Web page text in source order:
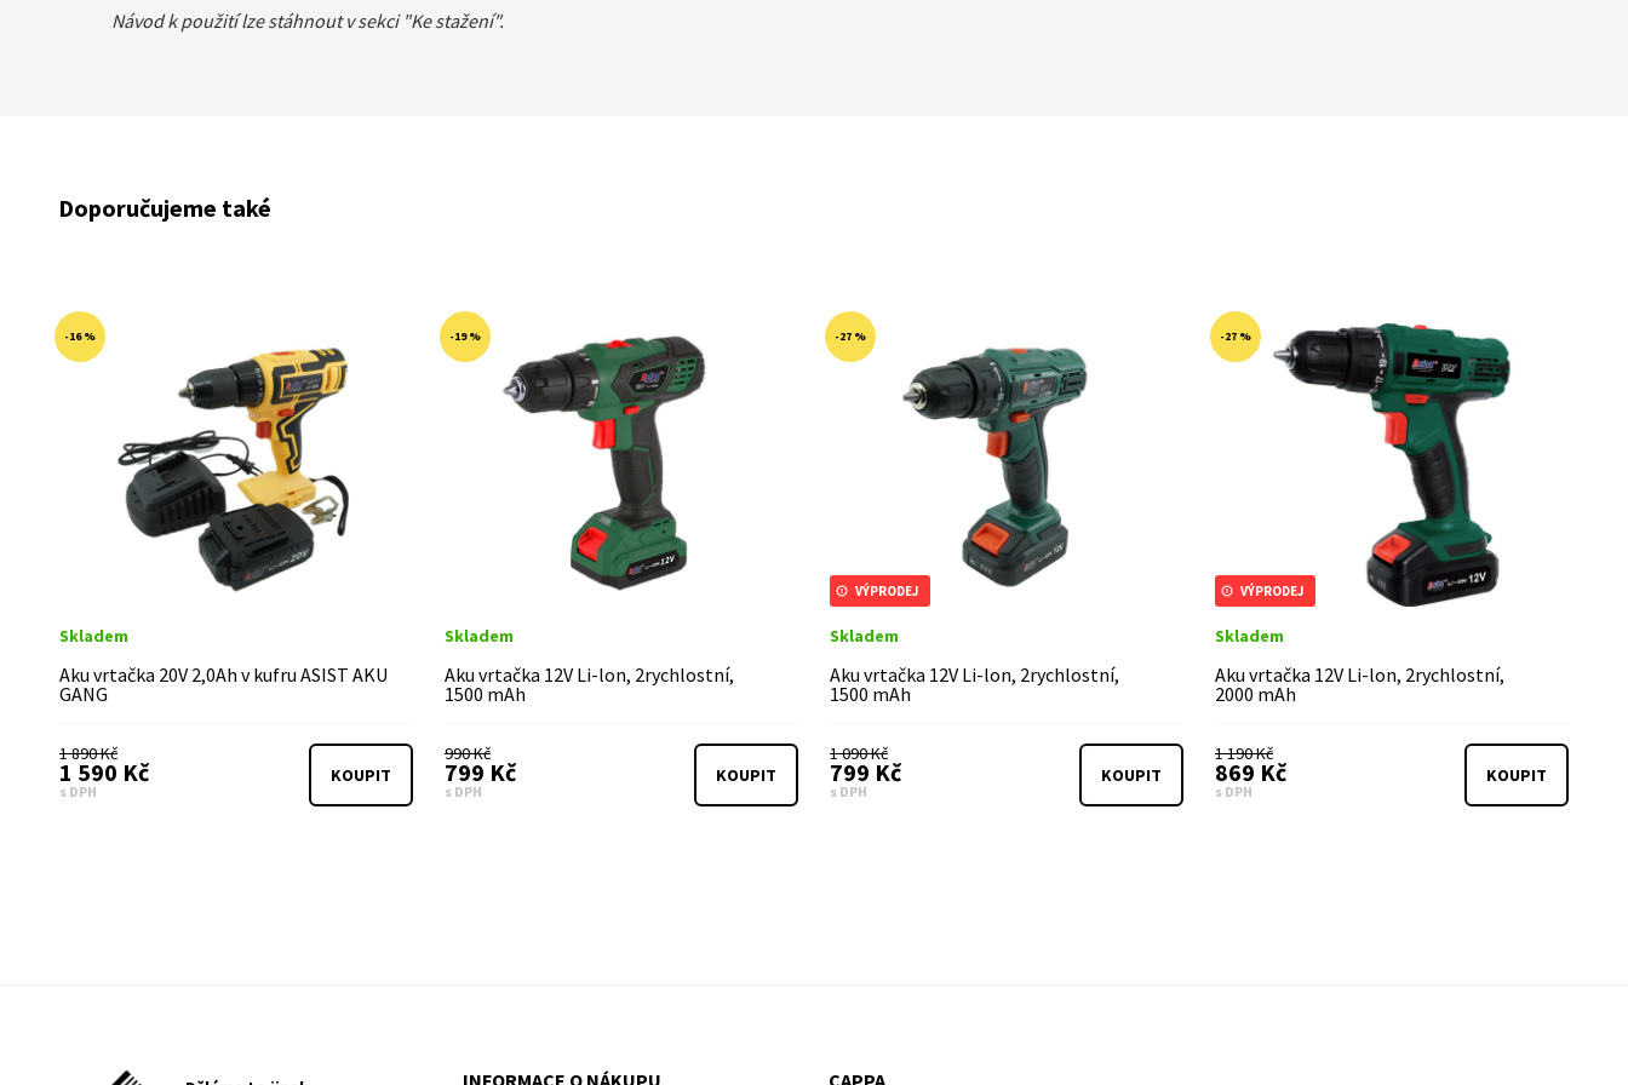
Návod k použití lze stáhnout v sekci "Ke stažení".
Doporučujeme také
Skladem
Aku vrtačka 20V 2,0Ah v kufru ASIST AKU
GANG
1 890 Kč
1 590 Kč
-16 %
s DPH
KOUPIT
Skladem
Aku vrtačka 12V Li-lon, 2rychlostní,
1500 mAh
990 Kč
799 Kč
-19 %
s DPH
KOUPIT
VÝPRODEJ
Skladem
Aku vrtačka 12V Li-lon, 2rychlostní,
1500 mAh
1 090 Kč
799 Kč
-27 %
s DPH
KOUPIT
VÝPRODEJ
Skladem
Aku vrtačka 12V Li-lon, 2rychlostní,
2000 mAh
1 190 Kč
869 Kč
-27 %
s DPH
KOUPIT
INFORMACE O NÁKUPU CAPPA